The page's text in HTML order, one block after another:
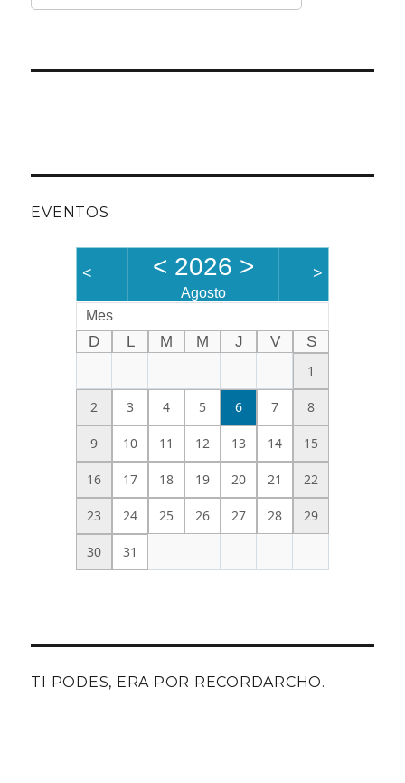
EVENTOS
< < 2026 >
Agosto
>
Mes
D L M M J V
S
1
2 3 4 5 6 7 8
9 10 11 12 13 14 15
16 17 18 19 20 21 22
23 24 25 26 27 28 29
30 31
TI PODES, ERA POR RECORDARCHO.